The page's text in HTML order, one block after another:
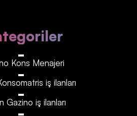
Kons Menajeri
iş ilanları
Gazino iş ilanları